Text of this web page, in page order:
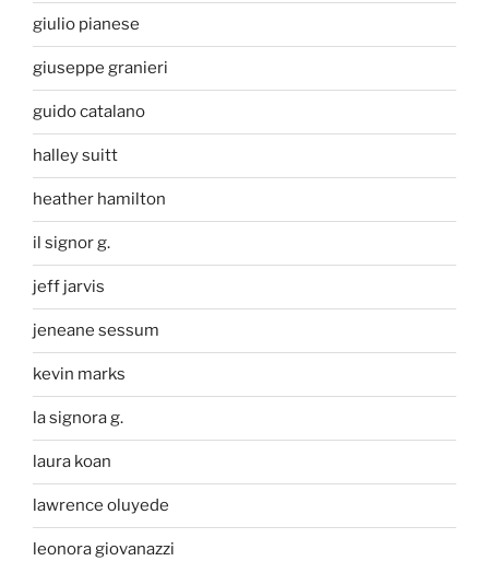
giulio pianese
giuseppe granieri
guido catalano
halley suitt
heather hamilton
il signor g.
jeff jarvis
jeneane sessum
kevin marks
la signora g.
laura koan
lawrence oluyede
leonora giovanazzi